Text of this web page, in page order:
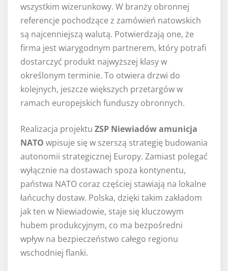
wszystkim wizerunkowy. W branży obronnej
referencje pochodzące z zamówień natowskich
są najcenniejszą walutą. Potwierdzają one, że
firma jest wiarygodnym partnerem, który potrafi
dostarczyć produkt najwyższej klasy w
określonym terminie. To otwiera drzwi do
kolejnych, jeszcze większych przetargów w
ramach europejskich funduszy obronnych.
Realizacja projektu ZSP Niewiadów amunicja
NATO wpisuje się w szerszą strategię budowania
autonomii strategicznej Europy. Zamiast polegać
wyłącznie na dostawach spoza kontynentu,
państwa NATO coraz częściej stawiają na lokalne
łańcuchy dostaw. Polska, dzięki takim zakładom
jak ten w Niewiadowie, staje się kluczowym
hubem produkcyjnym, co ma bezpośredni
wpływ na bezpieczeństwo całego regionu
wschodniej flanki.